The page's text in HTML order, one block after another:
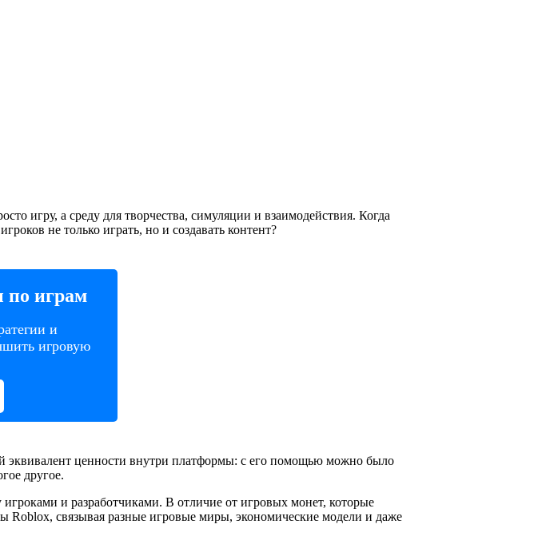
игру, а среду для творчества, симуляции и взаимодействия. Когда
не только играть, но и создавать контент?
по играм
и
игровую
эквивалент ценности внутри платформы: с его помощью можно было
другое.
и разработчиками. В отличие от игровых монет, которые
Roblox, связывая разные игровые миры, экономические модели и даже